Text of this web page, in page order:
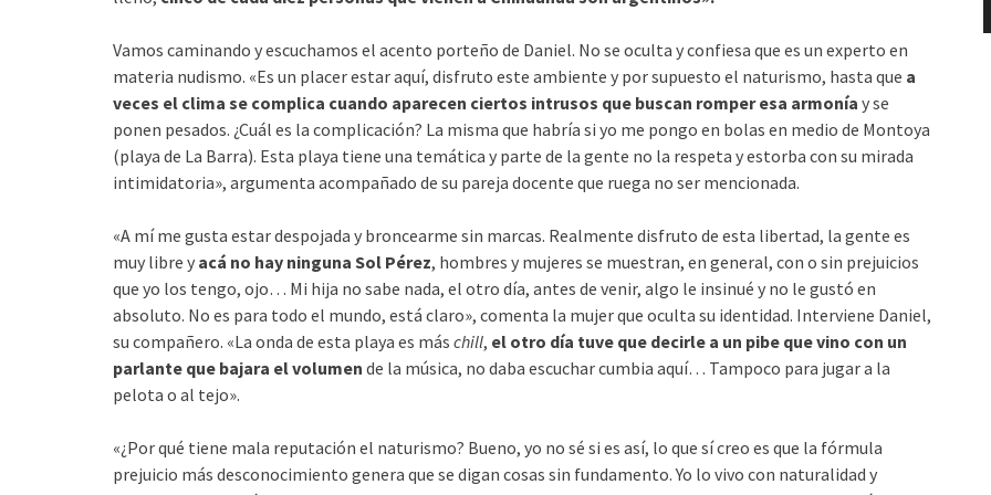
Vamos caminando y escuchamos el acento porteño de Daniel. No se oculta y confiesa que es un experto en
materia nudismo. «Es un placer estar aquí, disfruto este ambiente y por supuesto el naturismo, hasta que a
veces el clima se complica cuando aparecen ciertos intrusos que buscan romper esa armonía y se
ponen pesados. ¿Cuál es la complicación? La misma que habría si yo me pongo en bolas en medio de Montoya
(playa de La Barra). Esta playa tiene una temática y parte de la gente no la respeta y estorba con su mirada
intimidatoria», argumenta acompañado de su pareja docente que ruega no ser mencionada.
«A mí me gusta estar despojada y broncearme sin marcas. Realmente disfruto de esta libertad, la gente es
muy libre y acá no hay ninguna Sol Pérez, hombres y mujeres se muestran, en general, con o sin prejuicios
que yo los tengo, ojo… Mi hija no sabe nada, el otro día, antes de venir, algo le insinué y no le gustó en
absoluto. No es para todo el mundo, está claro», comenta la mujer que oculta su identidad. Interviene Daniel,
su compañero. «La onda de esta playa es más chill, el otro día tuve que decirle a un pibe que vino con un
parlante que bajara el volumen de la música, no daba escuchar cumbia aquí… Tampoco para jugar a la
pelota o al tejo».
«¿Por qué tiene mala reputación el naturismo? Bueno, yo no sé si es así, lo que sí creo es que la fórmula
prejuicio más desconocimiento genera que se digan cosas sin fundamento. Yo lo vivo con naturalidad y